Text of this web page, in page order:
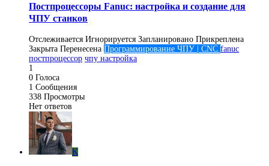
Постпроцессоры Fanuc: настройка и создание для
ЧПУ станков
Отслеживается Игнорируется Запланировано Прикреплена
Закрыта Перенесена Программирование ЧПУ | CNC fanuc
постпроцессор чпу настройка
1
0 Голоса
1 Сообщения
338 Просмотры
Нет ответов
K